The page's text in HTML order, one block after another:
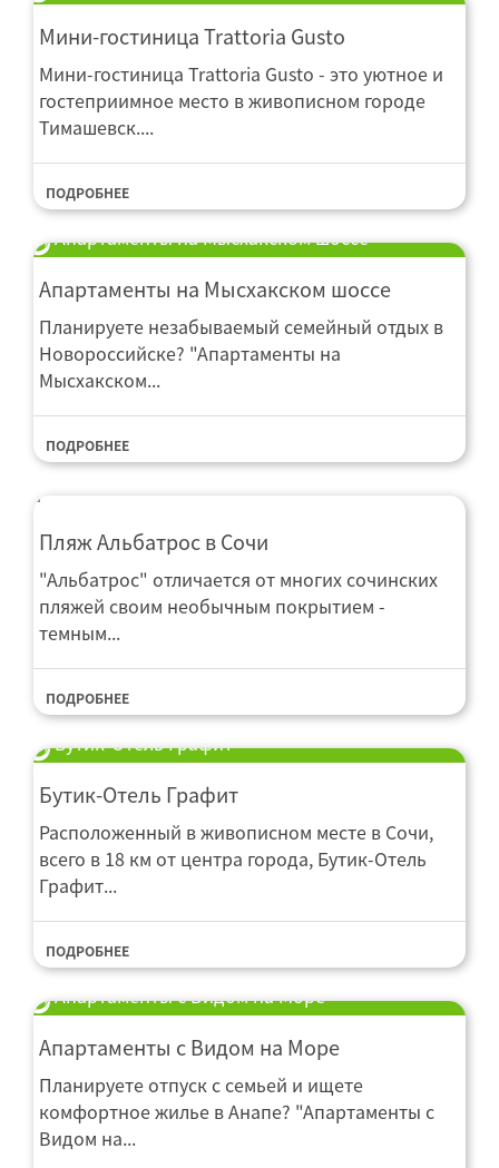
Мини-гостиница Trattoria Gusto
Мини-гостиница Trattoria Gusto - это уютное и
гостеприимное место в живописном городе
Тимашевск....
ПОДРОБНЕЕ
Апартаменты на Мысхакском шоссе
Апартаменты на Мысхакском шоссе
Планируете незабываемый семейный отдых в
Новороссийске? "Апартаменты на
Мысхакском...
ПОДРОБНЕЕ
Пляж Альбатрос в Сочи
"Альбатрос" отличается от многих сочинских
пляжей своим необычным покрытием -
темным...
ПОДРОБНЕЕ
Бутик-Отель Графит
Бутик-Отель Графит
Расположенный в живописном месте в Сочи,
всего в 18 км от центра города, Бутик-Отель
Графит...
ПОДРОБНЕЕ
Апартаменты с Видом на Море
Апартаменты с Видом на Море
Планируете отпуск с семьей и ищете
комфортное жилье в Анапе? "Апартаменты с
Видом на...